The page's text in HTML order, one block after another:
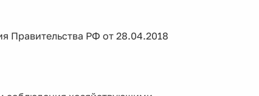
Правительства РФ от 28.04.2018